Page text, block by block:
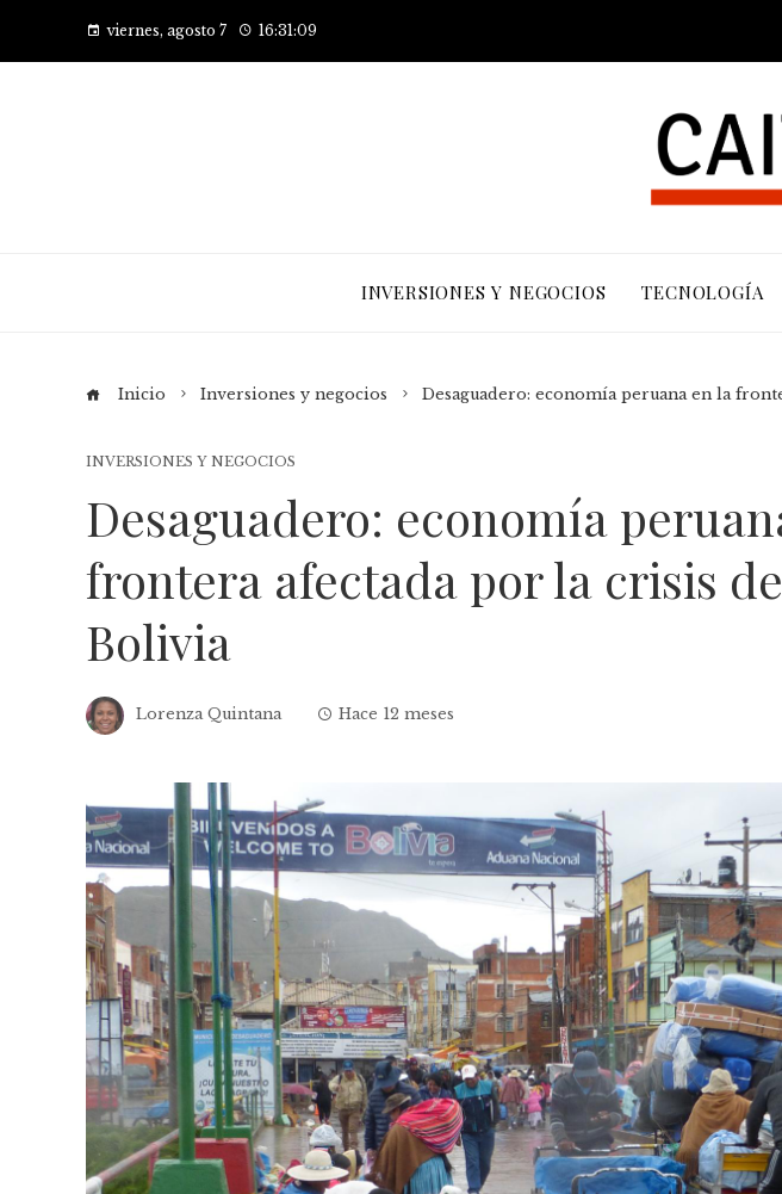
viernes, agosto 7 16:31:09
INVERSIONES Y NEGOCIOS TECNOLOGÍA
Inicio Inversiones y negocios Desaguadero: economía peruana en la
INVERSIONES Y NEGOCIOS
Desaguadero: economía
frontera afectada por la crisis
Bolivia
Lorenza Quintana Hace 12 meses